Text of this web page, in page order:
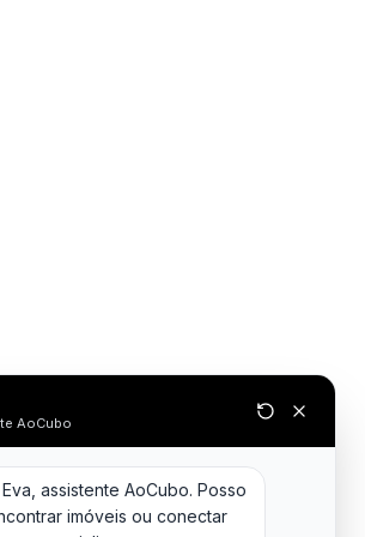
AoCubo
assistente AoCubo. Posso
imóveis ou conectar